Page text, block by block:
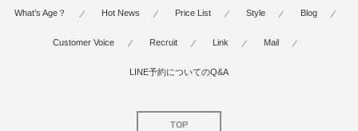
What’s Age？ Hot News Price List Style Blog
Customer Voice Recruit Link Mail
LINE予約についてのQ&A
TOP